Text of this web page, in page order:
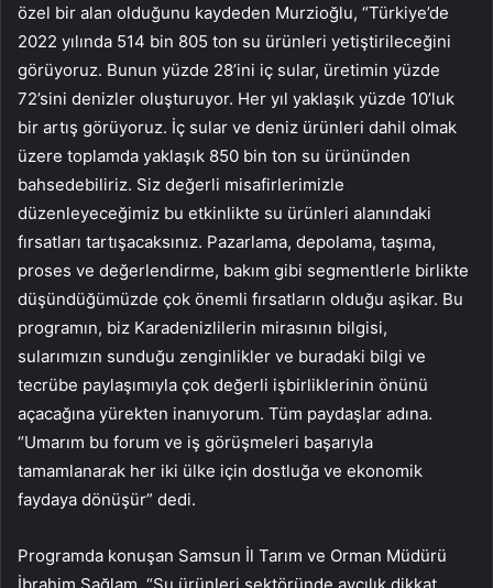
özel bir alan olduğunu kaydeden Murzioğlu, “Türkiye’de
2022 yılında 514 bin 805 ton su ürünleri yetiştirileceğini
görüyoruz. Bunun yüzde 28’ini iç sular, üretimin yüzde
72’sini denizler oluşturuyor. Her yıl yaklaşık yüzde 10’luk
bir artış görüyoruz. İç sular ve deniz ürünleri dahil olmak
üzere toplamda yaklaşık 850 bin ton su ürününden
bahsedebiliriz. Siz değerli misafirlerimizle
düzenleyeceğimiz bu etkinlikte su ürünleri alanındaki
fırsatları tartışacaksınız. Pazarlama, depolama, taşıma,
proses ve değerlendirme, bakım gibi segmentlerle birlikte
düşündüğümüzde çok önemli fırsatların olduğu aşikar. Bu
programın, biz Karadenizlilerin mirasının bilgisi,
sularımızın sunduğu zenginlikler ve buradaki bilgi ve
tecrübe paylaşımıyla çok değerli işbirliklerinin önünü
açacağına yürekten inanıyorum. Tüm paydaşlar adına.
“Umarım bu forum ve iş görüşmeleri başarıyla
tamamlanarak her iki ülke için dostluğa ve ekonomik
faydaya dönüşür” dedi.
Programda konuşan Samsun İl Tarım ve Orman Müdürü
İbrahim Sağlam, “Su ürünleri sektöründe avcılık dikkat